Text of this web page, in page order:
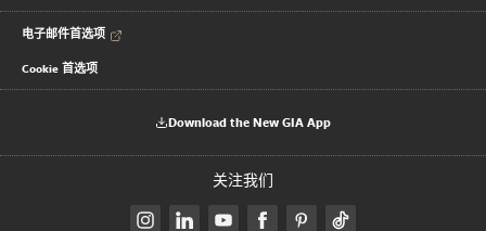
电子邮件首选项
Cookie 首选项
Download the New GIA App
关注我们